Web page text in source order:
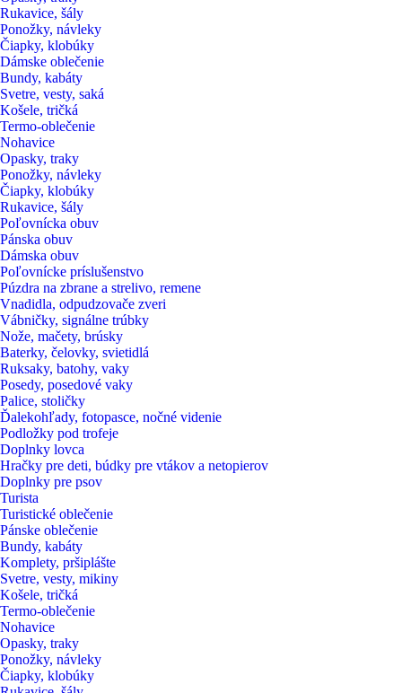
Rukavice, šály
Ponožky, návleky
Čiapky, klobúky
Dámske oblečenie
Bundy, kabáty
Svetre, vesty, saká
Košele, tričká
Termo-oblečenie
Nohavice
Opasky, traky
Ponožky, návleky
Čiapky, klobúky
Rukavice, šály
Poľovnícka obuv
Pánska obuv
Dámska obuv
Poľovnícke príslušenstvo
Púzdra na zbrane a strelivo, remene
Vnadidla, odpudzovače zveri
Vábničky, signálne trúbky
Nože, mačety, brúsky
Baterky, čelovky, svietidlá
Ruksaky, batohy, vaky
Posedy, posedové vaky
Palice, stoličky
Ďalekohľady, fotopasce, nočné videnie
Podložky pod trofeje
Doplnky lovca
Hračky pre deti, búdky pre vtákov a netopierov
Doplnky pre psov
Turista
Turistické oblečenie
Pánske oblečenie
Bundy, kabáty
Komplety, pršiplášte
Svetre, vesty, mikiny
Košele, tričká
Termo-oblečenie
Nohavice
Opasky, traky
Ponožky, návleky
Čiapky, klobúky